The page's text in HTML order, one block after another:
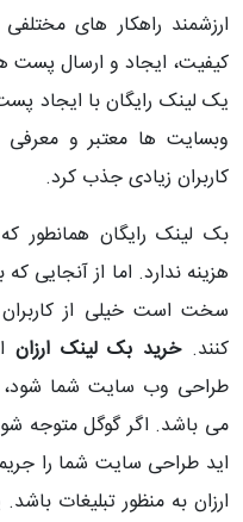
ارزشمند راهکار های
کیفیت، ایجاد و ارسال
یک لینک رایگان با ایجاد
وبسایت ها معتبر و
کاربران زیادی جذب کرد.
بک لینک رایگان همانطور
هزینه ندارد. اما از آنجایی
سخت است خیلی از
کنند.خرید بک لینک ارزان
طراحی وب سایت شما شود،
می باشد. اگر گوگل متوجه
اید طراحی سایت شما را
ارزان به منظور تبلیغات